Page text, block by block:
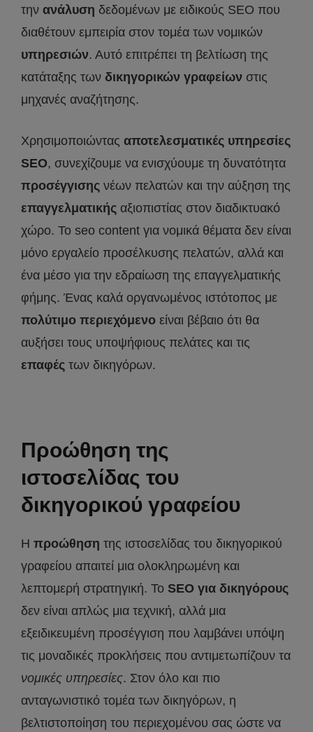
την ανάλυση δεδομένων με ειδικούς SEO που
διαθέτουν εμπειρία στον τομέα των νομικών
υπηρεσιών. Αυτό επιτρέπει τη βελτίωση της
κατάταξης των δικηγορικών γραφείων στις
μηχανές αναζήτησης.
Χρησιμοποιώντας αποτελεσματικές υπηρεσίες
SEO, συνεχίζουμε να ενισχύουμε τη δυνατότητα
προσέγγισης νέων πελατών και την αύξηση της
επαγγελματικής αξιοπιστίας στον διαδικτυακό
χώρο. Το seo content για νομικά θέματα δεν είναι
μόνο εργαλείο προσέλκυσης πελατών, αλλά και
ένα μέσο για την εδραίωση της επαγγελματικής
φήμης. Ένας καλά οργανωμένος ιστότοπος με
πολύτιμο περιεχόμενο είναι βέβαιο ότι θα
αυξήσει τους υποψήφιους πελάτες και τις
επαφές των δικηγόρων.
Προώθηση της
ιστοσελίδας του
δικηγορικού γραφείου
Η προώθηση της ιστοσελίδας του δικηγορικού
γραφείου απαιτεί μια ολοκληρωμένη και
λεπτομερή στρατηγική. Το SEO για δικηγόρους
δεν είναι απλώς μια τεχνική, αλλά μια
εξειδικευμένη προσέγγιση που λαμβάνει υπόψη
τις μοναδικές προκλήσεις που αντιμετωπίζουν τα
νομικές υπηρεσίες. Στον όλο και πιο
ανταγωνιστικό τομέα των δικηγόρων, η
βελτιστοποίηση του περιεχομένου σας ώστε να